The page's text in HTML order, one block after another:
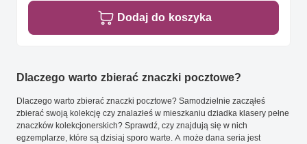
Dodaj do koszyka
Dlaczego warto zbierać znaczki pocztowe?
Dlaczego warto zbierać znaczki pocztowe? Samodzielnie zacząłeś
zbierać swoją kolekcję czy znalazłeś w mieszkaniu dziadka klasery pełne
znaczków kolekcjonerskich? Sprawdź, czy znajdują się w nich
egzemplarze, które są dzisiaj sporo warte. A może dana seria jest